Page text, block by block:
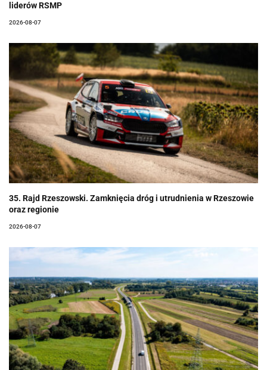
liderów RSMP
2026-08-07
35. Rajd Rzeszowski. Zamknięcia dróg i utrudnienia w Rzeszowie
oraz regionie
2026-08-07